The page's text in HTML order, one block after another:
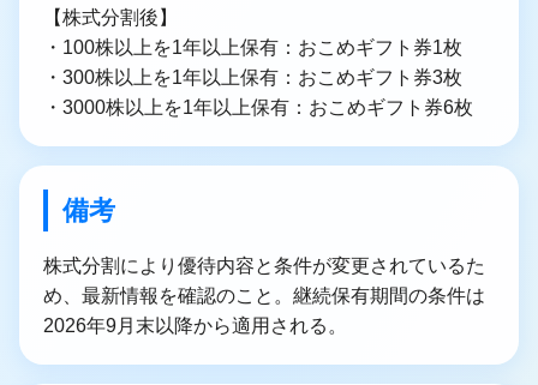
【株式分割後】
・100株以上を1年以上保有：おこめギフト券1枚
・300株以上を1年以上保有：おこめギフト券3枚
・3000株以上を1年以上保有：おこめギフト券6枚
備考
株式分割により優待内容と条件が変更されているた
め、最新情報を確認のこと。継続保有期間の条件は
2026年9月末以降から適用される。